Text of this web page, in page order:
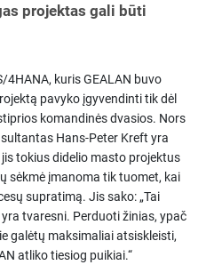
projektas gali būti
4HANA, kuris GEALAN buvo
pavyko įgyvendinti tik dėl
komandinės dvasios. Nors
Hans-Peter Kreft yra
tokius didelio masto projektus
sėkmė įmanoma tik tuomet, kai
supratimą. Jis sako: „Tai
tvaresni. Perduoti žinias, ypač
galėtų maksimaliai atsiskleisti,
atliko tiesiog puikiai.“